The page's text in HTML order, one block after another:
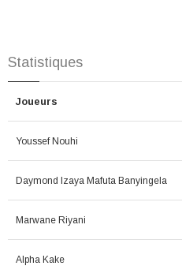
Statistiques
Joueurs
Youssef Nouhi
Daymond Izaya Mafuta Banyingela
Marwane Riyani
Alpha Kake